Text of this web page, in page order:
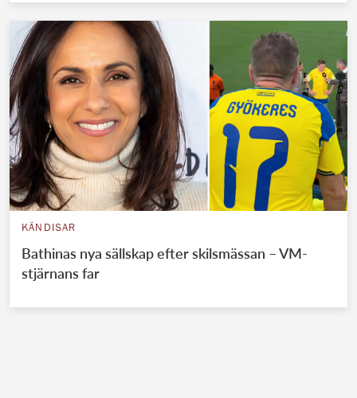
KÄNDISAR
Bathinas nya sällskap efter skilsmässan – VM-
stjärnans far